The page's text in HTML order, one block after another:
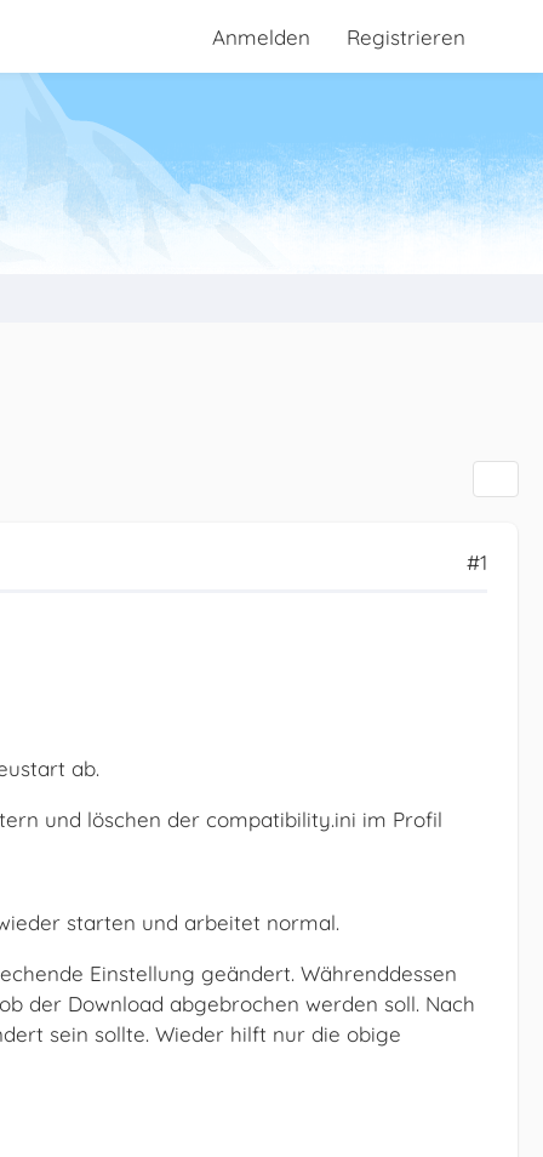
Anmelden Registrieren
#1
ab.
und löschen der compatibility.ini im Profil
starten und arbeitet normal.
Einstellung geändert. Währenddessen
der Download abgebrochen werden soll. Nach
sein sollte. Wieder hilft nur die obige